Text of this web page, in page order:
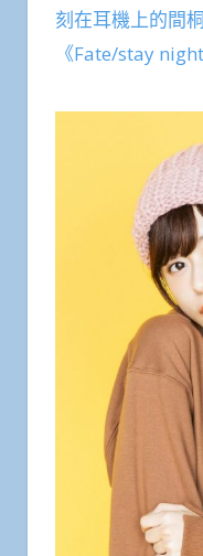
刻在耳機上的間
《Fate/stay